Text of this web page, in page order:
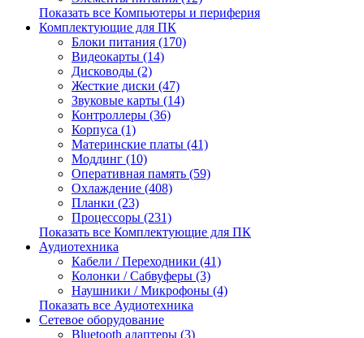
Показать все Компьютеры и периферия
Комплектующие для ПК
Блоки питания (170)
Видеокарты (14)
Дисководы (2)
Жесткие диски (47)
Звуковые карты (14)
Контроллеры (36)
Корпуса (1)
Материнские платы (41)
Моддинг (10)
Оперативная память (59)
Охлаждение (408)
Планки (23)
Процессоры (231)
Показать все Комплектующие для ПК
Аудиотехника
Кабели / Переходники (41)
Колонки / Сабвуферы (3)
Наушники / Микрофоны (4)
Показать все Аудиотехника
Сетевое оборудование
Bluetooth адаптеры (3)